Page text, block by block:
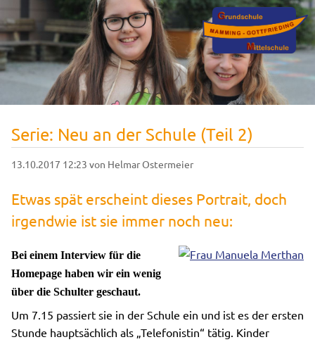
Serie: Neu an der Schule (Teil 2)
13.10.2017 12:23 von Helmar Ostermeier
Etwas spät erscheint dieses Portrait, doch
irgendwie ist sie immer noch neu:
Bei einem Interview für die
Homepage haben wir ein wenig
über die Schulter geschaut.
Um 7.15 passiert sie in der Schule ein und ist es der ersten
Stunde hauptsächlich als „Telefonistin“ tätig. Kinder